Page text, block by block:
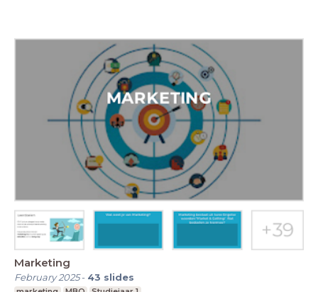
Marketing
February 2025- 43 slides